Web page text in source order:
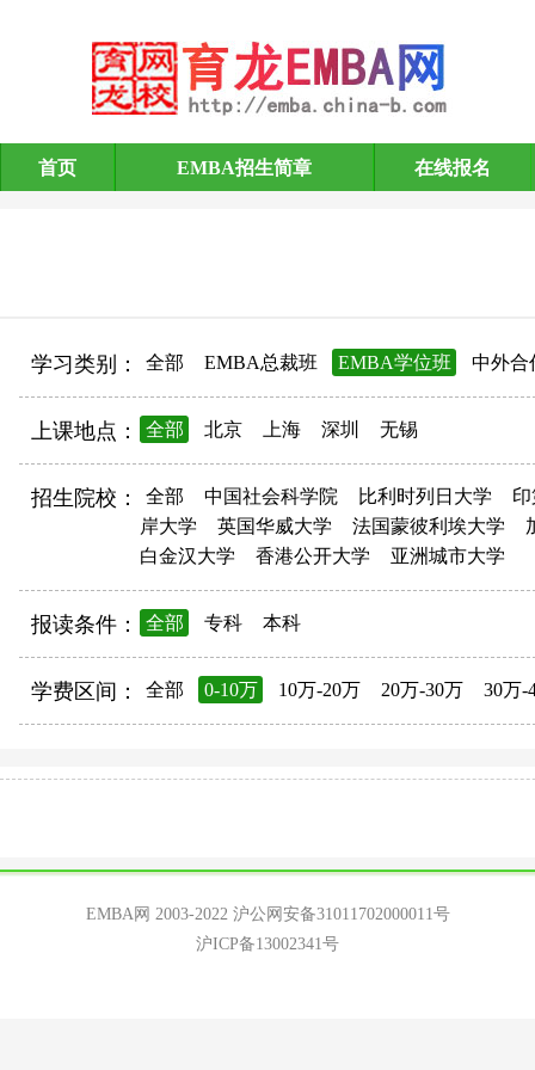
EMBA招生简章
首页 EMBA招生简章 在线报名
学习类别： 全部 EMBA总裁班 EMBA学位班 中外合
上课地点： 全部 北京 上海 深圳 无锡
招生院校： 全部 中国社会科学院 比利时列日大学
岸大学
英国华威大学 法国蒙彼利埃大学
白金汉大学
香港公开大学 亚洲城市大学
报读条件： 全部 专科 本科
学费区间： 全部 0-10万 10万-20万 20万-30万 30万-
EMBA网 2003-2022 沪公网安备31011702000011号
沪ICP备13002341号